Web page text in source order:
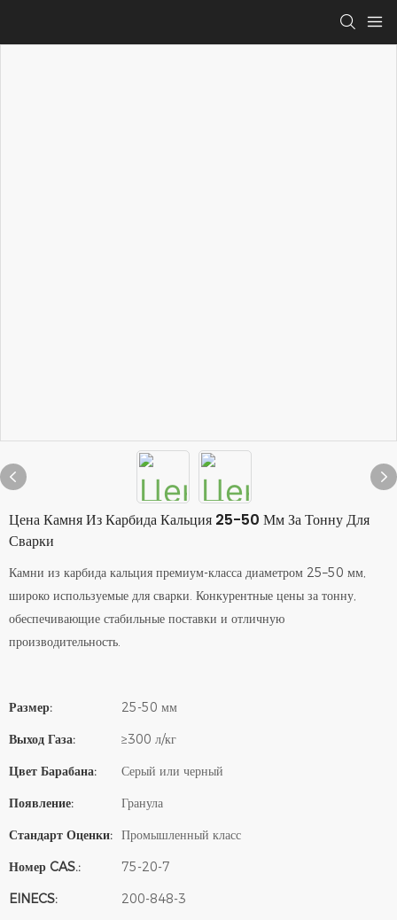
Цена Камня Из Карбида Кальция 25-50 Мм За Тонну Для
Сварки
Камни из карбида кальция премиум-класса диаметром 25–50 мм,
широко используемые для сварки. Конкурентные цены за тонну,
обеспечивающие стабильные поставки и отличную
производительность.
Размер:
25-50 мм
Выход Газа:
≥300 л/кг
Цвет Барабана:
Серый или черный
Появление:
Гранула
Стандарт Оценки: Промышленный класс
Номер CAS.:
75-20-7
EINECS:
200-848-3